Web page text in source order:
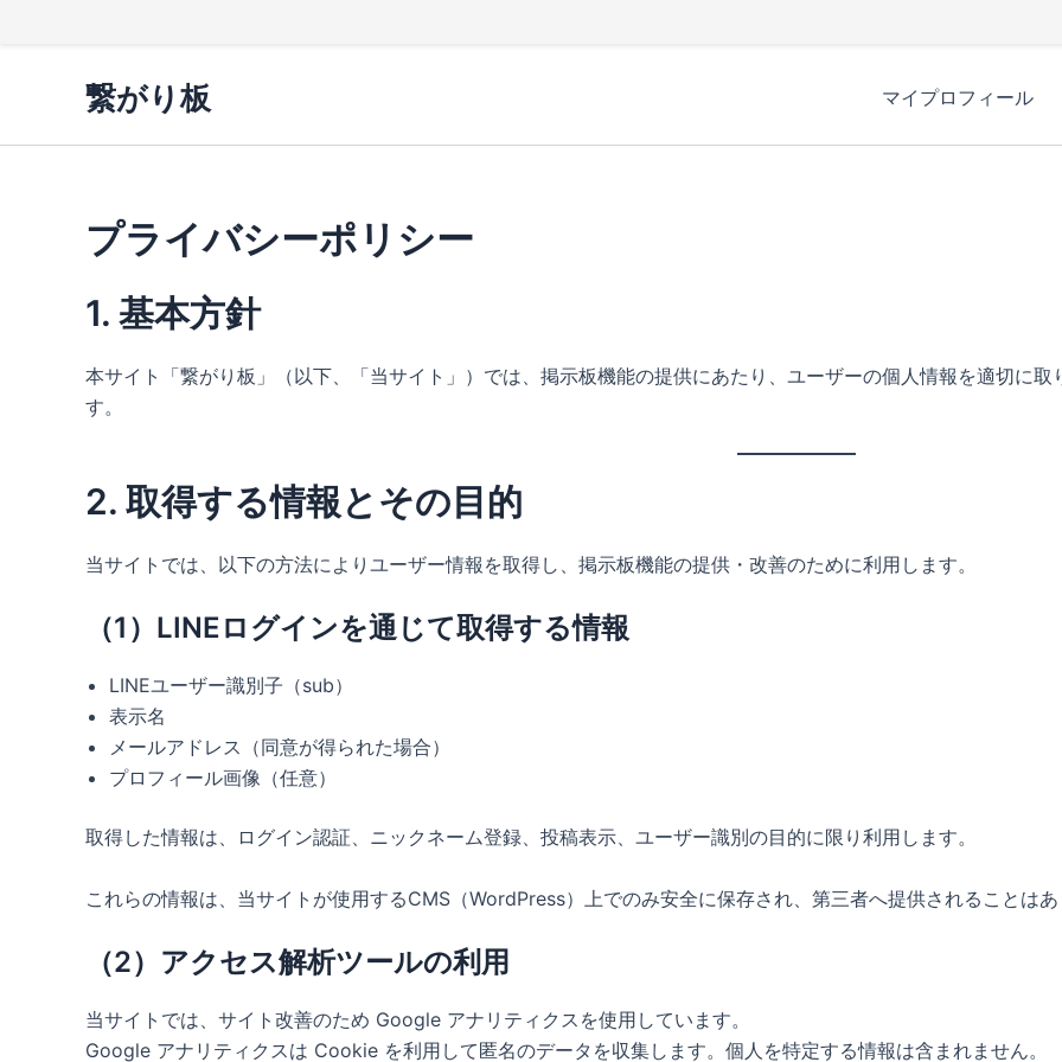
繋がり板 マイプロフィール
プライバシーポリシー
1. 基本方針
本サイト「繋がり板」（以下、「当サイト」）では、掲示板機能の提供にあたり、ユーザーの個人情報を適切に
す。
2. 取得する情報とその目的
当サイトでは、以下の方法によりユーザー情報を取得し、掲示板機能の提供・改善のために利用します。
（1）LINEログインを通じて取得する情報
LINEユーザー識別子（sub）
表示名
メールアドレス（同意が得られた場合）
プロフィール画像（任意）
取得した情報は、ログイン認証、ニックネーム登録、投稿表示、ユーザー識別の目的に限り利用します。
これらの情報は、当サイトが使用するCMS（WordPress）上でのみ安全に保存され、第三者へ提供されることはあ
（2）アクセス解析ツールの利用
当サイトでは、サイト改善のため Google アナリティクスを使用しています。
Google アナリティクスは Cookie を利用して匿名のデータを収集します。個人を特定する情報は含まれません。